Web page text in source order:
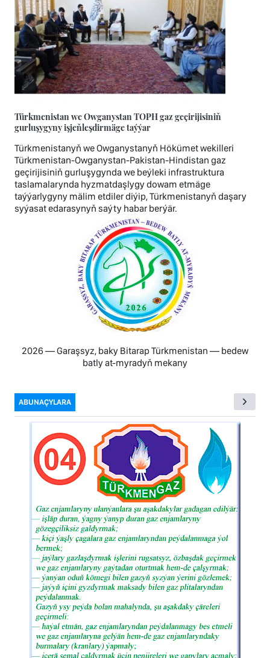
Türkmenistan we Owganystan TOPH gaz geçirijisiniň
gurluşygyny işjeňleşdirmäge taýýar
Türkmenistanyň we Owganystanyň Hökümet wekilleri
Türkmenistan-Owganystan-Pakistan-Hindistan gaz
geçirijisiniň gurluşygynda we beýleki infrastruktura
taslamalarynda hyzmatdaşlygy dowam etmäge
taýýarlygyny mälim etdiler diýip, Türkmenistanyň daşary
syýasat edarasynyň saýty habar berýär.
2026 — Garaşsyz, baky Bitarap Türkmenistan — bedew
batly at-myradyň mekany
ABUNAÇYLARA